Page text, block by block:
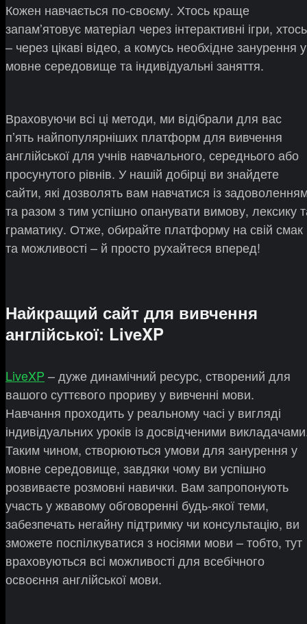
Кожен навчається по-своєму. Хтось краще
запамʼятовує матеріал через інтерактивні ігри, хтось
– через цікаві відео, а комусь необхідне занурення у
мовне середовище та індивідуальні заняття.
Враховуючи всі ці методи, ми відібрали для вас
пʼять найпопулярніших платформ для вивчення
англійської для учнів навчального, середнього або
просунутого рівнів. У нашій добірці ви знайдете
сайти, які дозволять вам навчатися із
та разом з тим успішно опанувати вимову, лексику
граматику. Отже, обирайте платформу на свій смак
та можливості – й просто рухайтеся вперед!
Найкращий сайт для вивчення
англійської: LiveXP
LiveXP – дуже динамічний ресурс, створений для
вашого суттєвого прориву у вивченні мови.
Навчання проходить у реальному часі у вигляді
індивідуальних уроків із досвідченими
Таким чином, створюються умови для занурення у
мовне середовище, завдяки чому ви успішно
розвиваєте розмовні навички. Вам запропонують
участь у жвавому обговоренні будь-якої теми,
забезпечать негайну підтримку чи консультацію, ви
зможете поспілкуватися з носіями мови – тобто, тут
враховуються всі можливості для всебічного
освоєння англійської мови.